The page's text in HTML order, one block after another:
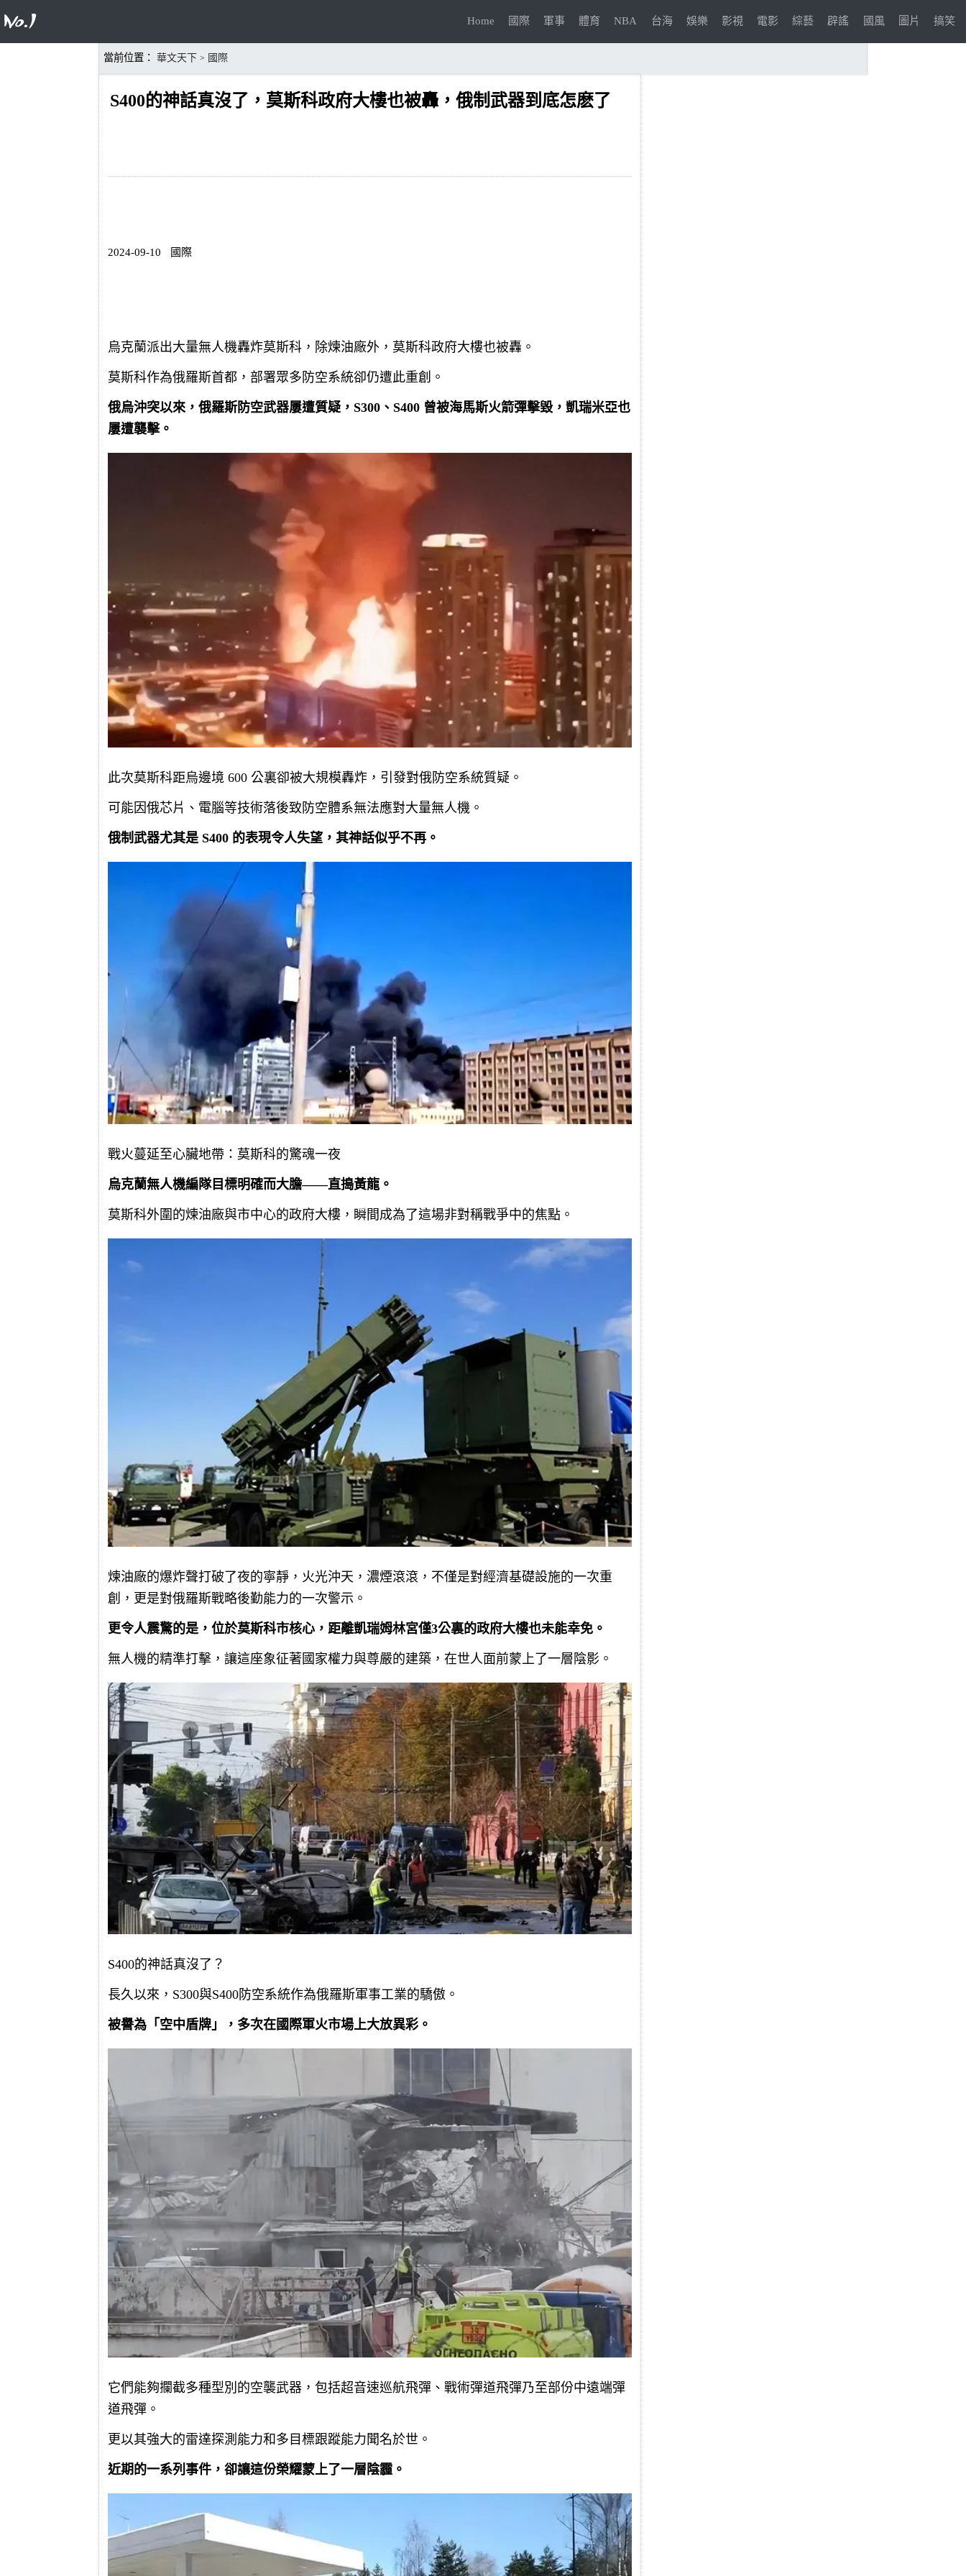
Home 國際 軍事 體育 NBA 台海 娛樂 影視 電影 綜藝 辟謠 國風 圖片 搞笑
當前位置： 華文天下 > 國際
S400的神話真沒了，莫斯科政府大樓也被轟，俄制武器到底怎麽了
2024-09-10 國際
烏克蘭派出大量無人機轟炸莫斯科，除煉油廠外，莫斯科政府大樓也被轟。
莫斯科作為俄羅斯首都，部署眾多防空系統卻仍遭此重創。
俄烏沖突以來，俄羅斯防空武器屢遭質疑，S300、S400 曾被海馬斯火箭彈擊毀，凱瑞米亞也
屢遭襲擊。
此次莫斯科距烏邊境 600 公裏卻被大規模轟炸，引發對俄防空系統質疑。
可能因俄芯片、電腦等技術落後致防空體系無法應對大量無人機。
俄制武器尤其是 S400 的表現令人失望，其神話似乎不再。
戰火蔓延至心臟地帶：莫斯科的驚魂一夜
烏克蘭無人機編隊目標明確而大膽——直搗黃龍。
莫斯科外圍的煉油廠與市中心的政府大樓，瞬間成為了這場非對稱戰爭中的焦點。
煉油廠的爆炸聲打破了夜的寧靜，火光沖天，濃煙滾滾，不僅是對經濟基礎設施的一次重
創，更是對俄羅斯戰略後勤能力的一次警示。
更令人震驚的是，位於莫斯科市核心，距離凱瑞姆林宮僅3公裏的政府大樓也未能幸免。
無人機的精準打擊，讓這座象征著國家權力與尊嚴的建築，在世人面前蒙上了一層陰影。
S400的神話真沒了？
長久以來，S300與S400防空系統作為俄羅斯軍事工業的驕傲。
被譽為「空中盾牌」，多次在國際軍火市場上大放異彩。
它們能夠攔截多種型別的空襲武器，包括超音速巡航飛彈、戰術彈道飛彈乃至部份中遠端彈
道飛彈。
更以其強大的雷達探測能力和多目標跟蹤能力聞名於世。
近期的一系列事件，卻讓這份榮耀蒙上了一層陰霾。